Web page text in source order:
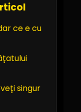
ce e cu
singur